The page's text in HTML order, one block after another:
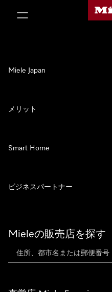
Miele
Mieleの販売店を探す
Miele Japan
メリット
Smart Home
ビジネスパートナー